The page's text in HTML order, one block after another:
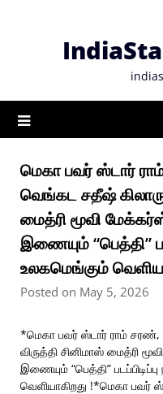
மெகா பவர் ஸ்டார் ராம்
வெங்கட சதீஷ்
மைத்ரி மூவி
இணையும் “பெத்தி”
உலகமெங்கும்
Posted on May 5, 2026
*மெகா பவர் ஸ்டார் ராம் சரண்,
விருத்தி சினிமாஸ் மைத்ரி
இணையும் “பெத்தி”
வெளியாகிறது !*மெகா பவர்